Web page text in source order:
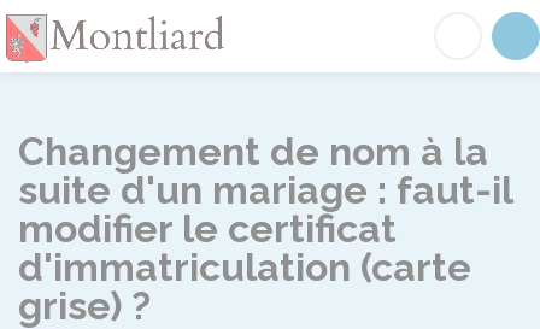
Changement de nom à la
suite d'un mariage : faut-il
modifier le certificat
d'immatriculation (carte
grise) ?